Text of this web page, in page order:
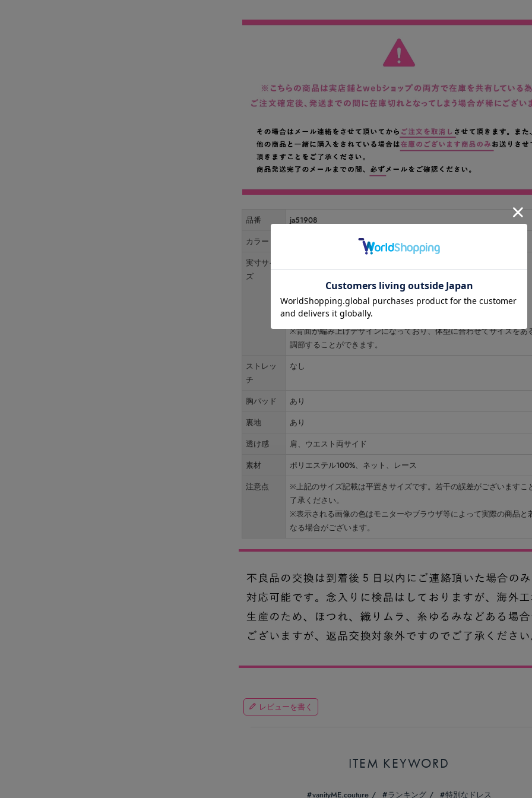
品番
ja51908
カラー
ブルーラベンダー/アイボリー
実寸サイ
ズ
■Mサイズ
バスト約80-88cm ウエスト約60-68cm ヒップ約88cm
※背面が編み上げデザインになっており、体型に合わせてサイズをあ
調節することができます。
ストレッ
チ
なし
胸パッド
あり
裏地
あり
透け感
肩、ウエスト両サイド
素材
ポリエステル100%、ネット、レース
注意点
※上記のサイズ記載は平置きサイズです。若干の誤差がございますこ
了承ください。
※表示される画像の色はモニターやブラウザ等によって実際の商品と
なる場合がございます。
レビューを書く
ITEM KEYWORD
vanityME.couture ランキング 特別なドレス